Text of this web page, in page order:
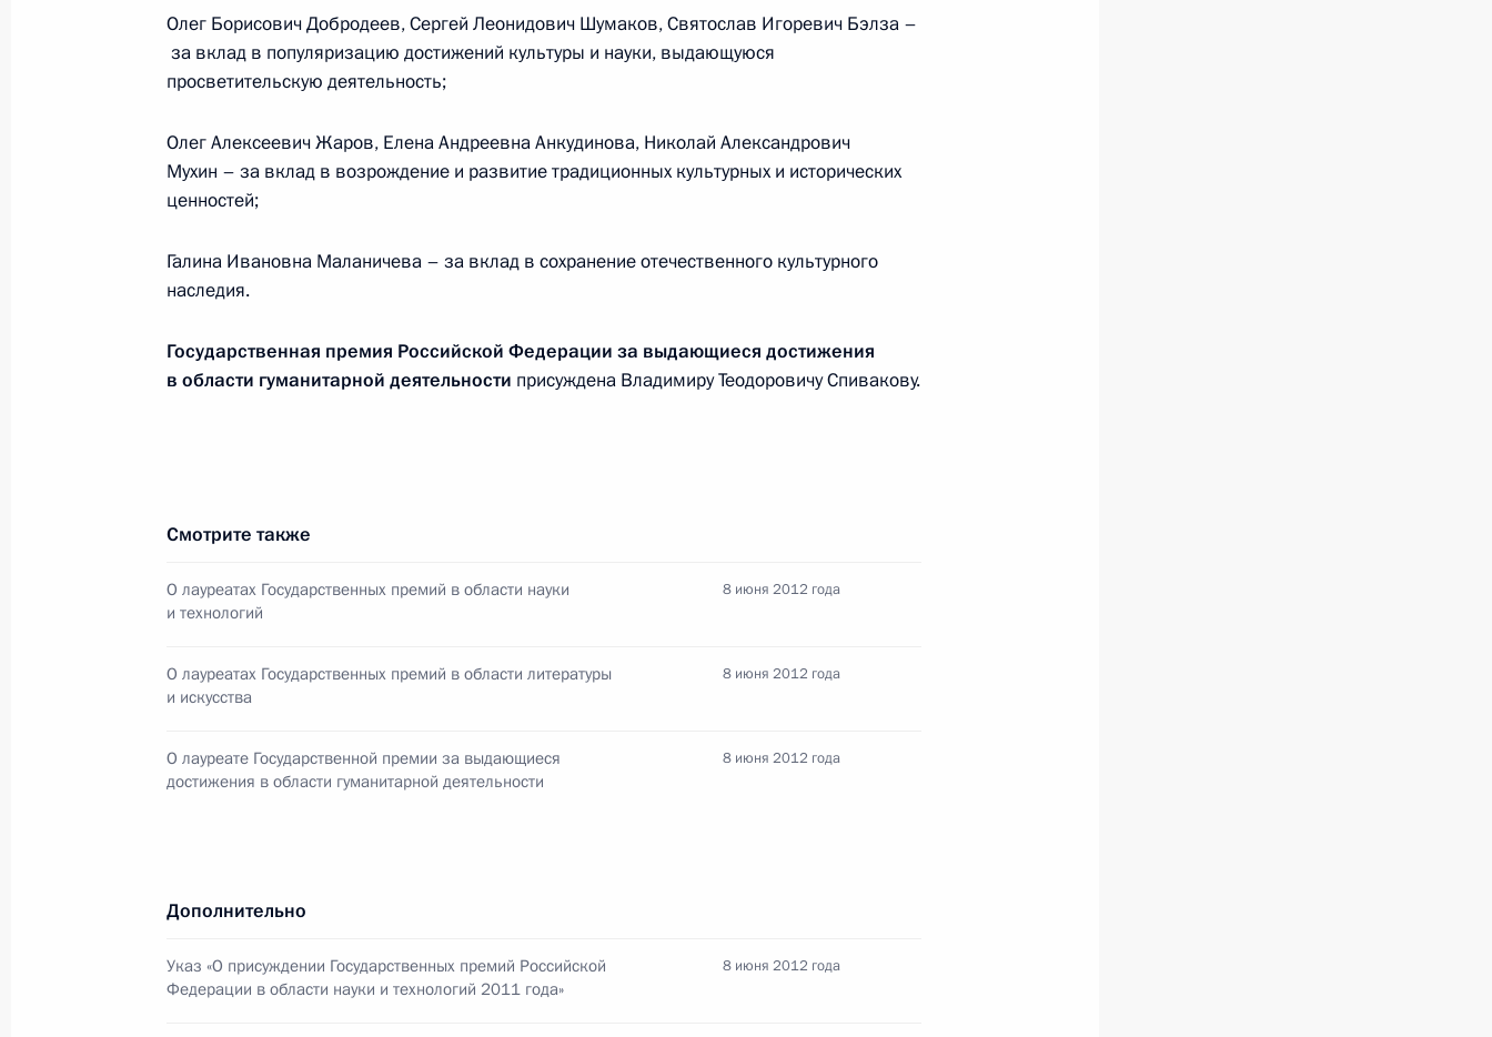
12 июня 2012 года, 11:00
Владимир Кожин назначен управляющим делами Президента
11 июня 2012 года, 11:10
Администрации Президента
11 июня 2012 года, 11:00
Телефонный разговор с теннисисткой Марией Шараповой
Приветствие участникам и гостям IV съезда Всероссийского
Совета местного самоуправления
Владимир Путин примет участие в саммите «большой двадцатки»
Олег Борисович Добродеев, Сергей Леонидович Шумаков, Святослав Игоревич Бэлза –
за вклад в популяризацию достижений культуры и науки, выдающуюся
просветительскую деятельность;
Олег Алексеевич Жаров, Елена Андреевна Анкудинова, Николай Александрович
Мухин – за вклад в возрождение и развитие традиционных культурных и исторических
ценностей;
Галина Ивановна Маланичева – за вклад в сохранение отечественного культурного
наследия.
Государственная премия Российской Федерации за выдающиеся достижения
в области гуманитарной деятельности присуждена Владимиру Теодоровичу Спивакову.
Смотрите также
О лауреатах Государственных премий в области науки
и технологий
8 июня 2012 года
О лауреатах Государственных премий в области литературы
и искусства
8 июня 2012 года
О лауреате Государственной премии за выдающиеся
достижения в области гуманитарной деятельности
8 июня 2012 года
Дополнительно
Указ «О присуждении Государственных премий Российской
Федерации в области науки и технологий 2011 года»
8 июня 2012 года